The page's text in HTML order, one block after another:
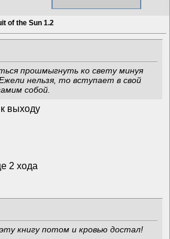
of the Sun 1.2
прошмыгнуть ко свету минуя
нельзя, то вступает в свой
собой.
выходу
2 хода
книгу потом и кровью достал!